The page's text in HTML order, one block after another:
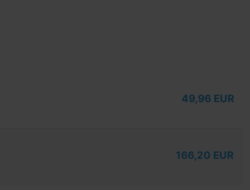
49,96 EUR
166,20 EUR